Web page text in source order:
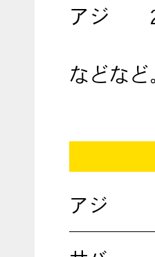
アジ
などなど
アジ